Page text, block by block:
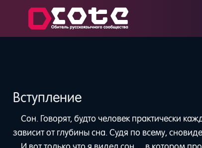
Вступление
Сон. Говорят, будто человек практически
зависит от глубины сна. Судя по всему,